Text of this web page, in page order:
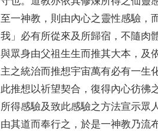
至一神教 ， 則由內心之靈性感驗 ，
我 」 必有所從來及所歸宿 ，不隨肉
與眾身由父祖生生而推其大本 ， 及
主之統治而推想宇宙萬有必有一生
此推想以祈望契合 ，復得內心彷彿
所得感驗及致此感驗之方法宣示眾
由其道而奉行之 ，於是一神教乃流